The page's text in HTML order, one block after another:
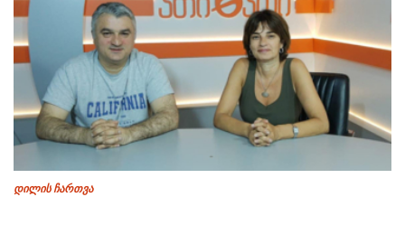
დილის ჩართვა